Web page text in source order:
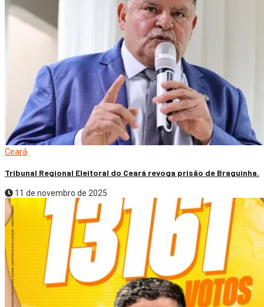
Ceará
Tribunal Regional Eleitoral do Ceará revoga prisão de Braguinha.
11 de novembro de 2025